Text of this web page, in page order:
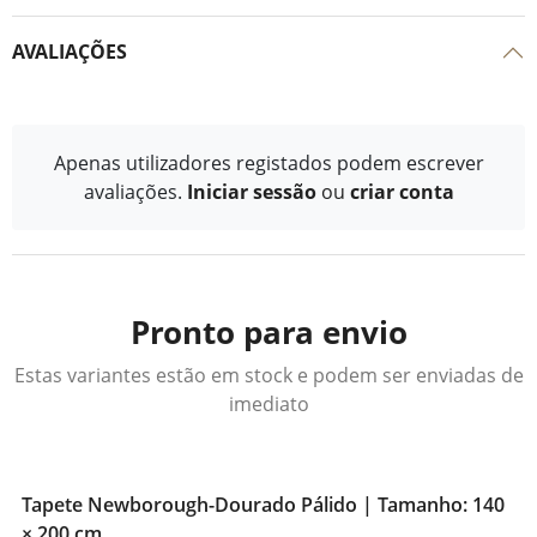
AVALIAÇÕES
Apenas utilizadores registados podem escrever
avaliações. Iniciar sessão ou criar conta
Pronto para envio
Estas variantes estão em stock e podem ser enviadas de
imediato
Tapete Newborough-Dourado Pálido | Tamanho: 140